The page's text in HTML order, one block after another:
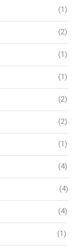
(1)
(2)
(1)
(1)
(2)
(2)
(1)
(4)
(4)
(4)
(1)